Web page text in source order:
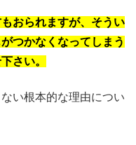
おられますが、そうい
つかなくなってしまう
さい。
い根本的な理由につい